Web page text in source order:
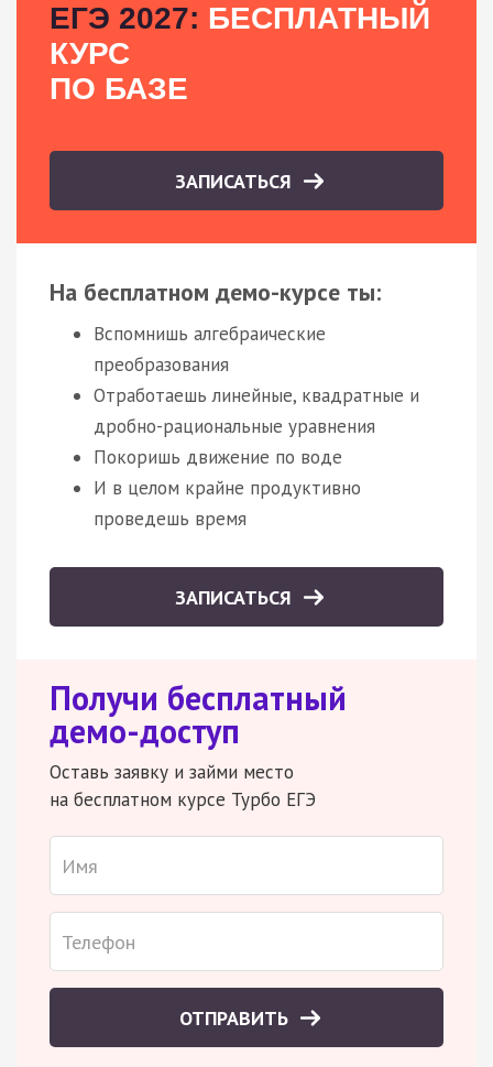
ЕГЭ 2027: БЕСПЛАТНЫЙ
КУРС
ПО БАЗЕ
ЗАПИСАТЬСЯ
На бесплатном демо-курсе ты:
Вспомнишь алгебраические
преобразования
Отработаешь линейные, квадратные и
дробно-рациональные уравнения
Покоришь движение по воде
И в целом крайне продуктивно
проведешь время
ЗАПИСАТЬСЯ
Получи бесплатный
демо-доступ
Оставь заявку и займи место
на бесплатном курсе Турбо ЕГЭ
ОТПРАВИТЬ